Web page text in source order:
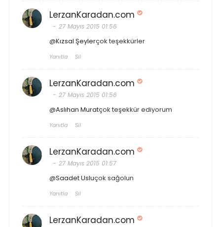
LerzanKaradan.com
27 Mayıs 2015 01:56
@Kızsal Şeylerçok teşekkürler
Yanıtla Sil
LerzanKaradan.com
27 Mayıs 2015 01:56
@Aslıhan Muratçok teşekkür ediyorum
Yanıtla Sil
LerzanKaradan.com
27 Mayıs 2015 01:57
@Saadet Usluçok sağolun
Yanıtla Sil
LerzanKaradan.com